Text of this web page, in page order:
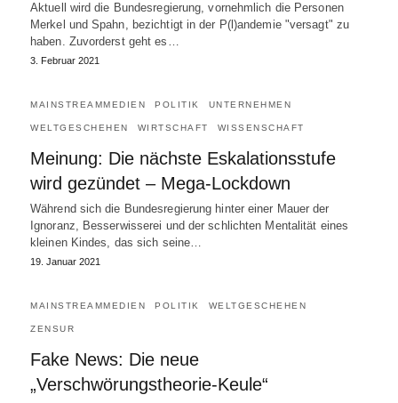
Aktuell wird die Bundesregierung, vornehmlich die Personen
Merkel und Spahn, bezichtigt in der P(l)andemie "versagt" zu
haben. Zuvorderst geht es…
3. Februar 2021
MAINSTREAMMEDIEN POLITIK UNTERNEHMEN
WELTGESCHEHEN WIRTSCHAFT WISSENSCHAFT
Meinung: Die nächste Eskalationsstufe
wird gezündet – Mega-Lockdown
Während sich die Bundesregierung hinter einer Mauer der
Ignoranz, Besserwisserei und der schlichten Mentalität eines
kleinen Kindes, das sich seine…
19. Januar 2021
MAINSTREAMMEDIEN POLITIK WELTGESCHEHEN
ZENSUR
Fake News: Die neue
„Verschwörungstheorie-Keule“